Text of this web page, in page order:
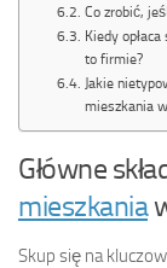
Co zrobić,
Kiedy
to firmie?
Jakie
mieszkania
Główne
mieszkania
Skup się na